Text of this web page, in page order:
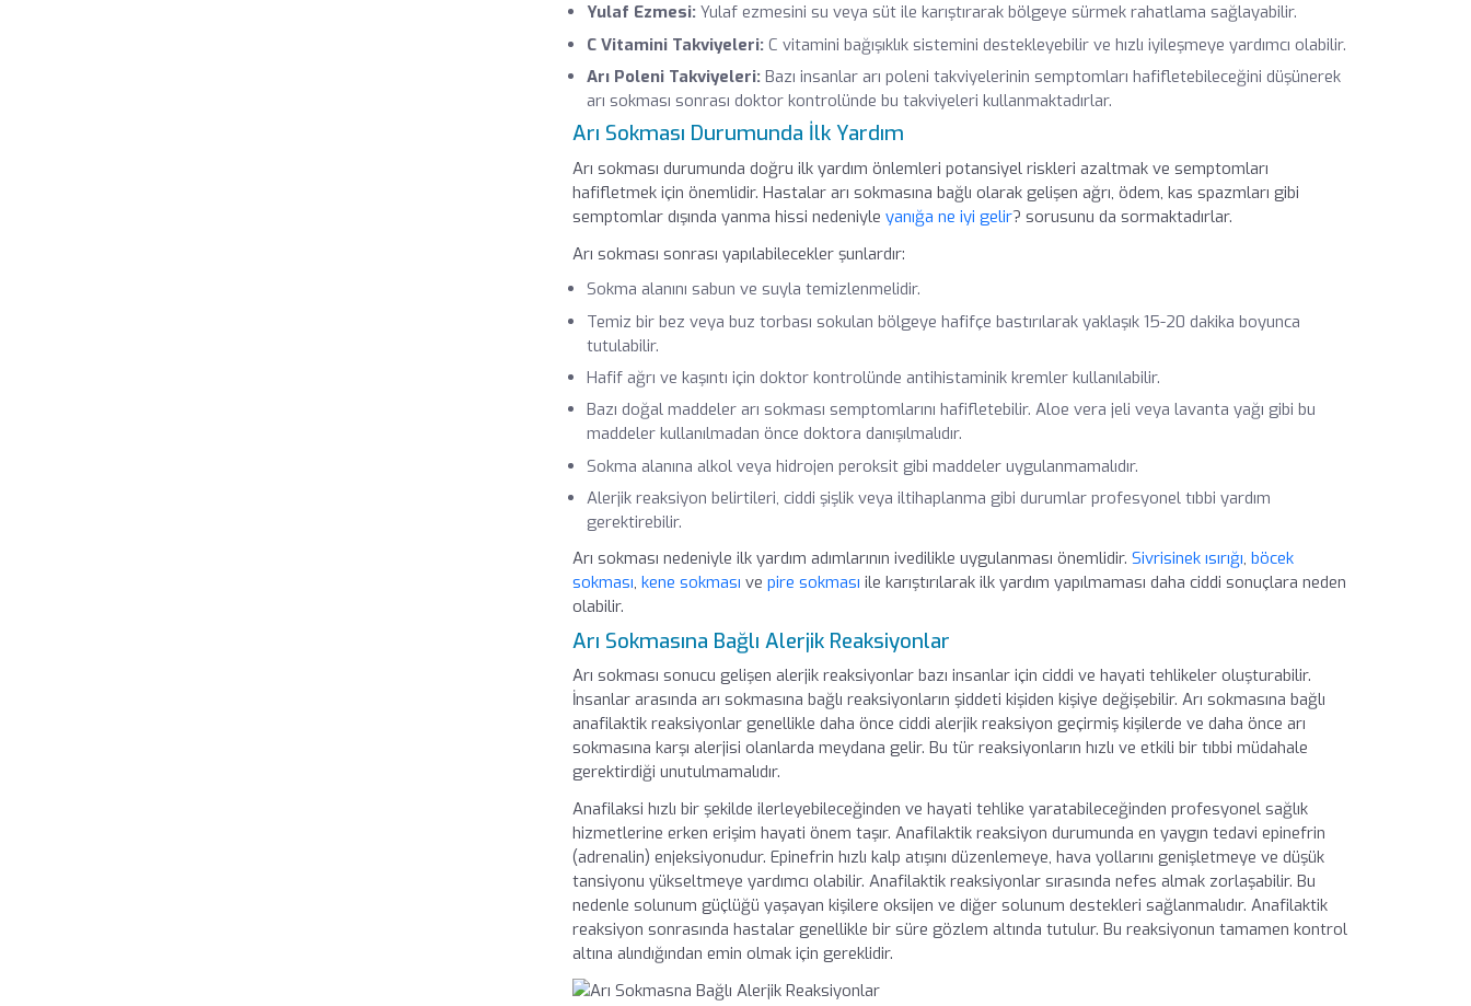
Yulaf Ezmesi: Yulaf ezmesini su veya süt ile karıştırarak bölgeye sürmek rahatlama sağlayabilir.
C Vitamini Takviyeleri: C vitamini bağışıklık sistemini destekleyebilir ve hızlı iyileşmeye yardımcı olabilir.
Arı Poleni Takviyeleri: Bazı insanlar arı poleni takviyelerinin semptomları hafifletebileceğini düşünerek
arı sokması sonrası doktor kontrolünde bu takviyeleri kullanmaktadırlar.
Arı Sokması Durumunda İlk Yardım
Arı sokması durumunda doğru ilk yardım önlemleri potansiyel riskleri azaltmak ve semptomları
hafifletmek için önemlidir. Hastalar arı sokmasına bağlı olarak gelişen ağrı, ödem, kas spazmları gibi
semptomlar dışında yanma hissi nedeniyleyanığa ne iyi gelir? sorusunu da sormaktadırlar.
Arı sokması sonrası yapılabilecekler şunlardır:
Sokma alanını sabun ve suyla temizlenmelidir.
Temiz bir bez veya buz torbası sokulan bölgeye hafifçe bastırılarak yaklaşık 15-20 dakika boyunca
tutulabilir.
Hafif ağrı ve kaşıntı için doktor kontrolünde antihistaminik kremler kullanılabilir.
Bazı doğal maddeler arı sokması semptomlarını hafifletebilir. Aloe vera jeli veya lavanta yağı gibi bu
maddeler kullanılmadan önce doktora danışılmalıdır.
Sokma alanına alkol veya hidrojen peroksit gibi maddeler uygulanmamalıdır.
Alerjik reaksiyon belirtileri, ciddi şişlik veya iltihaplanma gibi durumlar profesyonel tıbbi yardım
gerektirebilir.
Arı sokması nedeniyle ilk yardım adımlarının ivedilikle uygulanması önemlidir.Sivrisinek ısırığı,böcek
sokması,kene sokması vepire sokması ile karıştırılarak ilk yardım yapılmaması daha ciddi sonuçlara neden
olabilir.
Arı Sokmasına Bağlı Alerjik Reaksiyonlar
Arı sokması sonucu gelişen alerjik reaksiyonlar bazı insanlar için ciddi ve hayati tehlikeler oluşturabilir.
İnsanlar arasında arı sokmasına bağlı reaksiyonların şiddeti kişiden kişiye değişebilir. Arı sokmasına bağlı
anafilaktik reaksiyonlar genellikle daha önce ciddi alerjik reaksiyon geçirmiş kişilerde ve daha önce arı
sokmasına karşı alerjisi olanlarda meydana gelir. Bu tür reaksiyonların hızlı ve etkili bir tıbbi müdahale
gerektirdiği unutulmamalıdır.
Anafilaksi hızlı bir şekilde ilerleyebileceğinden ve hayati tehlike yaratabileceğinden profesyonel sağlık
hizmetlerine erken erişim hayati önem taşır. Anafilaktik reaksiyon durumunda en yaygın tedavi epinefrin
(adrenalin) enjeksiyonudur. Epinefrin hızlı kalp atışını düzenlemeye, hava yollarını genişletmeye ve düşük
tansiyonu yükseltmeye yardımcı olabilir. Anafilaktik reaksiyonlar sırasında nefes almak zorlaşabilir. Bu
nedenle solunum güçlüğü yaşayan kişilere oksijen ve diğer solunum destekleri sağlanmalıdır. Anafilaktik
reaksiyon sonrasında hastalar genellikle bir süre gözlem altında tutulur. Bu reaksiyonun tamamen kontrol
altına alındığından emin olmak için gereklidir.